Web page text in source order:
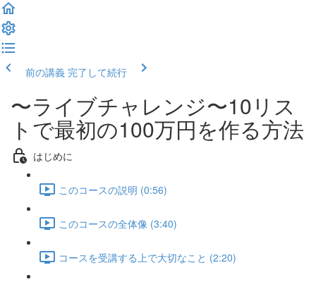
前の講義 完了して続行
〜ライブチャレンジ〜10リス
トで最初の100万円を作る方法
はじめに
このコースの説明 (0:56)
このコースの全体像 (3:40)
コースを受講する上で大切なこと (2:20)